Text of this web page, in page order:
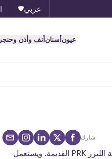
عربي
عيونأسنانأنف وأذن
شارك
يسمى اللازيك أيضا بـ "الليزيك السطحي" و يعتبر أحد التطويرات التي استحدثت على جراحة الليزر PRK القديمة. ويستعمل